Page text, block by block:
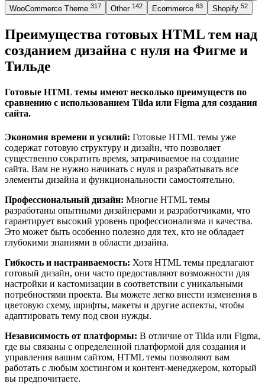
WooCommerce Theme 317 Other 142 Ecommerce 63 Shopify 52
Преимущества готовых HTML тем над
созданием дизайна с нуля на Фигме и
Тильде
Готовые HTML темы имеют несколько преимуществ по
сравнению с использованием Tilda или Figma для создания
сайта.
Экономия времени и усилий: Готовые HTML темы уже
содержат готовую структуру и дизайн, что позволяет
существенно сократить время, затрачиваемое на создание
сайта. Вам не нужно начинать с нуля и разрабатывать все
элементы дизайна и функциональности самостоятельно.
Профессиональный дизайн: Многие HTML темы
разработаны опытными дизайнерами и разработчиками, что
гарантирует высокий уровень профессионализма и качества.
Это может быть особенно полезно для тех, кто не обладает
глубокими знаниями в области дизайна.
Гибкость и настраиваемость: Хотя HTML темы предлагают
готовый дизайн, они часто предоставляют возможности для
настройки и кастомизации в соответствии с уникальными
потребностями проекта. Вы можете легко внести изменения в
цветовую схему, шрифты, макеты и другие аспекты, чтобы
адаптировать тему под свои нужды.
Независимость от платформы: В отличие от Tilda или Figma,
где вы связаны с определенной платформой для создания и
управления вашим сайтом, HTML темы позволяют вам
работать с любым хостингом и контент-менеджером, который
вы предпочитаете.